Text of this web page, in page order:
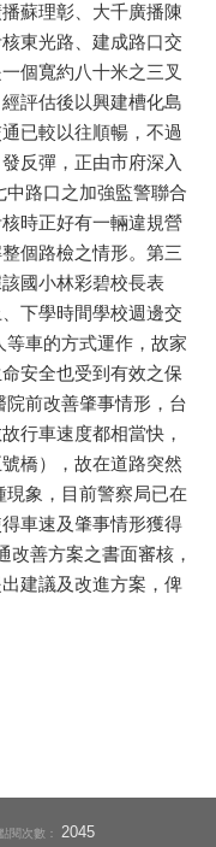
蘇理彰、大千廣播陳
東光路、建成路口交
個寬約八十米之三叉
評估後以興建槽化島
已較以往順暢，不過
反彈，正由市府深入
路口之加強監警聯合
時正好有一輛違規營
個路檢之情形。第三
國小林彩碧校長表
下學時間學校週邊交
車的方式運作，故家
安全也受到有效之保
前改善肇事情形，台
行車速度都相當快，
橋），故在道路突然
象，目前警察局已在
車速及肇事情形獲得
善方案之書面審核，
建議及改進方案，俾
點閱次數： 2045